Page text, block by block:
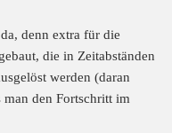
denn extra für die
die in Zeitabständen
werden (daran
man den Fortschritt im